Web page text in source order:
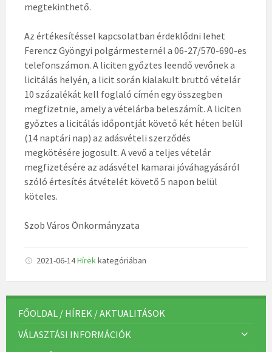
megtekinthető.
Az értékesítéssel kapcsolatban érdeklődni lehet
Ferencz Gyöngyi polgármesternél a 06-27/570-690-es
telefonszámon. A liciten győztes leendő vevőnek a
licitálás helyén, a licit során kialakult bruttó vételár
10 százalékát kell foglaló címén egy összegben
megfizetnie, amely a vételárba beleszámít. A liciten
győztes a licitálás időpontját követő két héten belül
(14 naptári nap) az adásvételi szerződés
megkötésére jogosult. A vevő a teljes vételár
megfizetésére az adásvétel kamarai jóváhagyásáról
szóló értesítés átvételét követő 5 napon belül
köteles.
Szob Város Önkormányzata
2021-06-14Hírekkategóriában
FŐOLDAL / HÍREK / AKTUALITÁSOK
VÁLASZTÁSI INFORMÁCIÓK